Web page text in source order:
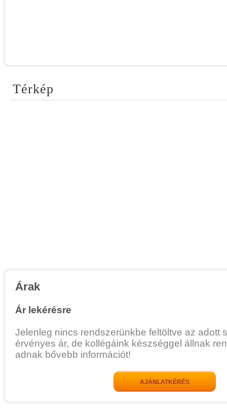
Térkép
Árak
Ár lekérésre
Jelenleg nincs rendszerünkbe feltöltve az adott
érvényes ár, de kollégáink készséggel állnak
adnak bővebb információt!
AJÁNLATKÉRÉS